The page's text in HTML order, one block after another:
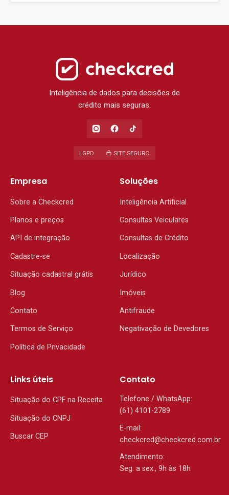
Inteligência de dados para decisões de
crédito mais seguras.
LGPD SITE SEGURO
Soluções
Inteligência Artificial
Consultas Veiculares
Consultas de Crédito
Localização
Jurídico
Imóveis
Antifraude
Negativação de Devedores
Empresa
Sobre a Checkcred
Planos e preços
API de integração
Cadastre-se
Situação cadastral grátis
Blog
Contato
Termos de Serviço
Política de Privacidade
Links úteis
Situação do CPF na Receita
Situação do CNPJ
Buscar CEP
Contato
Telefone / WhatsApp:
(61) 4101-2789
E-mail:
checkcred@checkcred.com.br
Atendimento:
Seg. a sex., 9h às 18h